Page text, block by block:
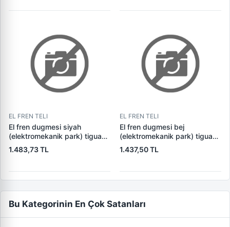
EL FREN TELI
El fren dugmesi siyah
(elektromekanik park) tiguan
12>18 sharan alhambra 11>15
5n0927225 5n0927225a
1.483,73 TL
EL FREN TELI
El fren dugmesi bej
(elektromekanik park) tiguan
12>18 sharan alhambra 11>15
5n0927225 5n0927225a
1.437,50 TL
Bu Kategorinin En Çok Satanları